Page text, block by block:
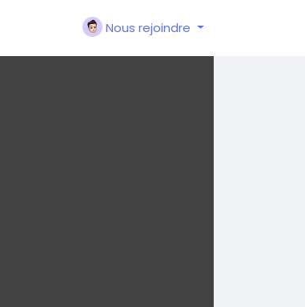
Nous rejoindre